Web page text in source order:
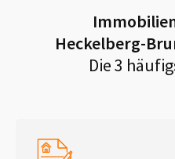
Heckelberg-
Die 3